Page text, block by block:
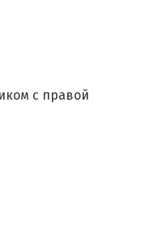
с правой